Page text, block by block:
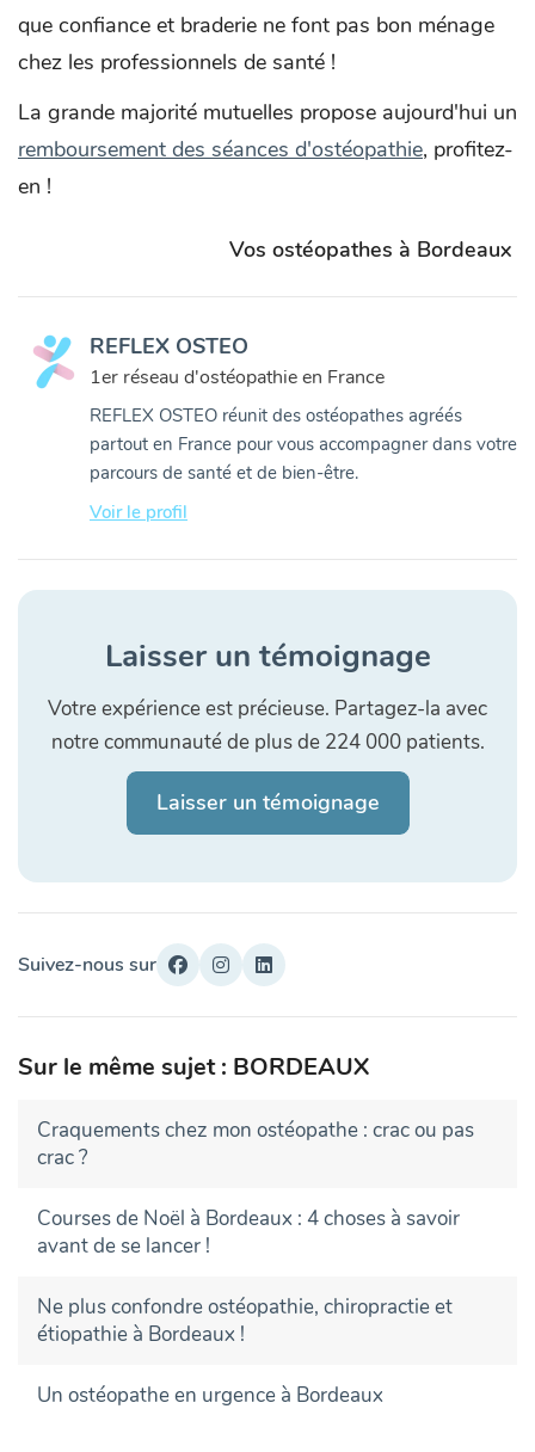
que confiance et braderie ne font pas bon ménage
chez les professionnels de santé !
La grande majorité mutuelles propose aujourd'hui un
remboursement des séances d'ostéopathie, profitez-
en !
Vos ostéopathes à Bordeaux
REFLEX OSTEO
1er réseau d'ostéopathie en France
REFLEX OSTEO réunit des ostéopathes agréés
partout en France pour vous accompagner dans votre
parcours de santé et de bien-être.
Voir le profil
Laisser un témoignage
Votre expérience est précieuse. Partagez-la avec
notre communauté de plus de 224 000 patients.
Laisser un témoignage
Suivez-nous sur
Sur le même sujet : BORDEAUX
Craquements chez mon ostéopathe : crac ou pas
crac ?
Courses de Noël à Bordeaux : 4 choses à savoir
avant de se lancer !
Ne plus confondre ostéopathie, chiropractie et
étiopathie à Bordeaux !
Un ostéopathe en urgence à Bordeaux